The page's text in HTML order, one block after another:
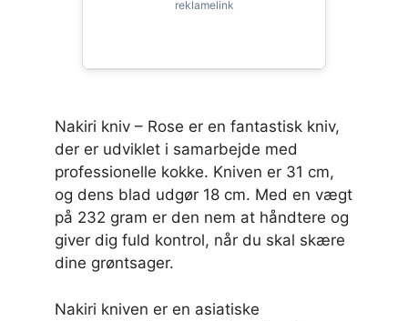
Nakiri kniv – Rose er en fantastisk kniv,
der er udviklet i samarbejde med
professionelle kokke. Kniven er 31 cm,
og dens blad udgør 18 cm. Med en vægt
på 232 gram er den nem at håndtere og
giver dig fuld kontrol, når du skal skære
dine grøntsager.
Nakiri kniven er en asiatiske